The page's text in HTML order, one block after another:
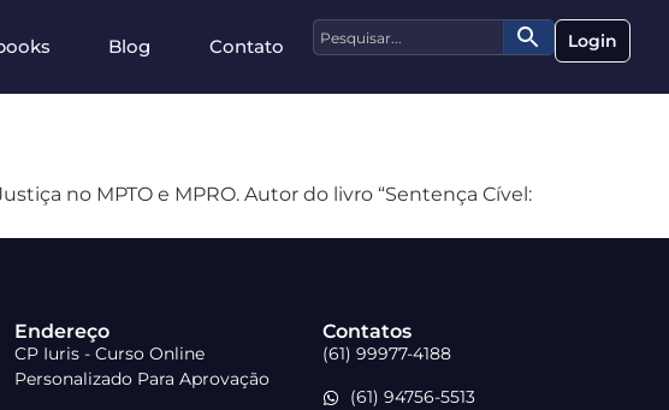
Blog Contato Login
no MPTO e MPRO. Autor do livro “Sentença Cível:
Endereço
CP Iuris - Curso Online
Personalizado Para Aprovação
Contatos
(61) 99977-4188
(61) 94756-5513